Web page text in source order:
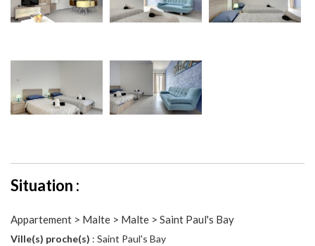
Situation :
Appartement > Malte > Malte > Saint Paul's Bay
Ville(s) proche(s) : Saint Paul's Bay